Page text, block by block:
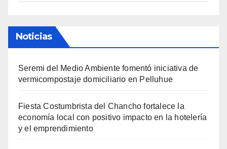
Noticias
Seremi del Medio Ambiente fomentó iniciativa de
vermicompostaje domiciliario en Pelluhue
Fiesta Costumbrista del Chancho fortalece la
economía local con positivo impacto en la hotelería
y el emprendimiento